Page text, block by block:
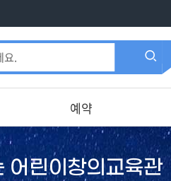
색
예약
어린이창의교육관